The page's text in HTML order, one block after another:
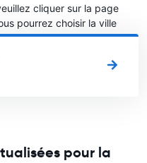
cliquer sur la page
pourrez choisir la ville
louer une voiture.
pour la